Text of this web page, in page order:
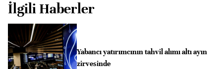
İlgili Haberler
Yabancı yatırımcının tahvil alımı altı ayın
zirvesinde